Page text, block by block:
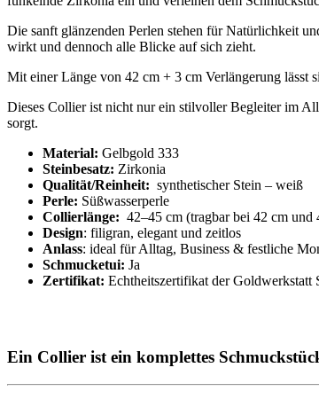
Die sanft glänzenden Perlen stehen für Natürlichkeit
wirkt und dennoch alle Blicke auf sich zieht.
Mit einer Länge von 42 cm + 3 cm Verlängerung lässt
Dieses Collier ist nicht nur ein stilvoller Begleiter im
sorgt.
Material: Gelbgold 333
Steinbesatz: Zirkonia
Qualität/Reinheit: synthetischer Stein – weiß
Perle: Süßwasserperle
Collierlänge: 42–45 cm (tragbar bei 42 cm und
Design: filigran, elegant und zeitlos
Anlass: ideal für Alltag, Business & festliche
Schmucketui: Ja
Zertifikat: Echtheitszertifikat der Goldwerkstatt
Ein Collier ist ein komplettes